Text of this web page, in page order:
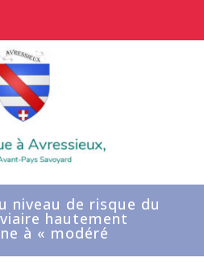
niveau de risque du
hautement
à « modéré